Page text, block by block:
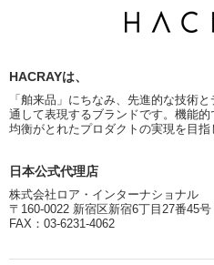
HACRAYは、
「舶来品」にちなみ、先進的な技術
通して表現するブランドです。機能
均衡がとれたプロダクトの実現を目指
日本公式代理店
株式会社ロア・インターナショナル
〒160-0022 新宿区新宿6丁目27番45
FAX：03-6231-4062